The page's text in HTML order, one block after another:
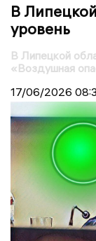
В
уровень
В Липецкой
«Воздушная
17/06/2026